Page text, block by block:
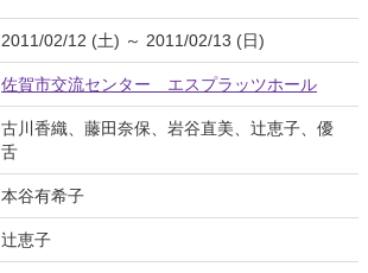
2011/02/12 (土) ～ 2011/02/13 (日)
佐賀市交流センター エスプラッツホール
古川香織、藤田奈保、岩谷直美、辻恵子、優
舌
本谷有希子
辻恵子